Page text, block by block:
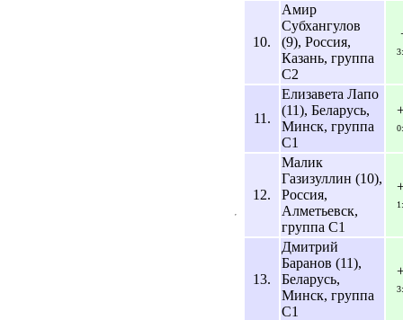
10.
Амир
Субхангулов
(9), Россия,
Казань, группа
C2
11.
Елизавета Лапо
(11), Беларусь,
Минск, группа
C1
12.
Малик
Газизуллин (10),
Россия,
Алметьевск,
группа C1
13.
Дмитрий
Баранов (11),
Беларусь,
Минск, группа
C1